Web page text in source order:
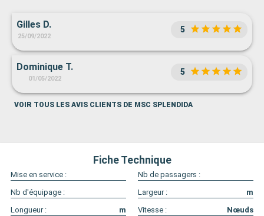
Gilles D.
25/09/2022
5
Dominique T.
01/05/2022
5
VOIR TOUS LES AVIS CLIENTS DE MSC SPLENDIDA
Fiche Technique
Mise en service :
Nb de passagers :
Nb d'équipage :
Largeur :
m
Longueur :
m Vitesse : Nœuds